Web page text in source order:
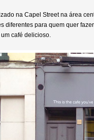
na Capel Street na área
diferentes para quem quer
café delicioso.